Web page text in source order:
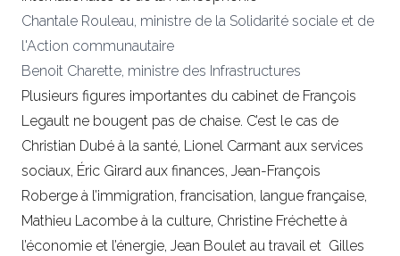
Chantale Rouleau, ministre de la Solidarité sociale et de
l'Action communautaire
Benoit Charette, ministre des Infrastructures
Plusieurs figures importantes du cabinet de François
Legault ne bougent pas de chaise. C’est le cas de
Christian Dubé à la santé, Lionel Carmant aux services
sociaux, Éric Girard aux finances, Jean-François
Roberge à l’immigration, francisation, langue française,
Mathieu Lacombe à la culture, Christine Fréchette à
l’économie et l’énergie, Jean Boulet au travail et Gilles